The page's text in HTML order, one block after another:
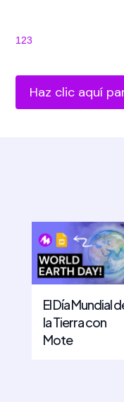
123
Haz clic aquí
El Día Mundial
la Tierra con
Mote